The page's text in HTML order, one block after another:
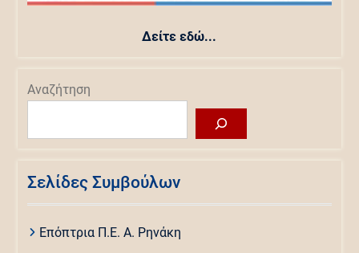
Δείτε εδώ...
Αναζήτηση
Σελίδες Συμβούλων
Επόπτρια Π.Ε. Α. Ρηνάκη